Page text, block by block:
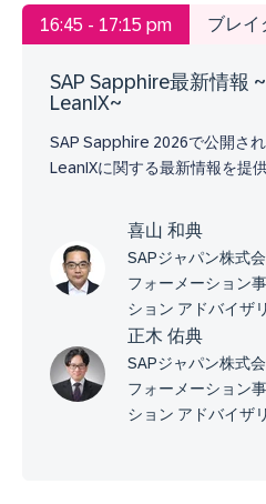
16:45 - 17:15 pm ブレイ
SAP Sapphire最新情報
LeanIX~
SAP Sapphire 2026で公開さ
LeanIXに関する最新情報を提
喜山 和典
SAPジャパン株式
フォーメーション
ション アドバイザリ
正木 佑典
SAPジャパン株式
フォーメーション
ション アドバイザリ